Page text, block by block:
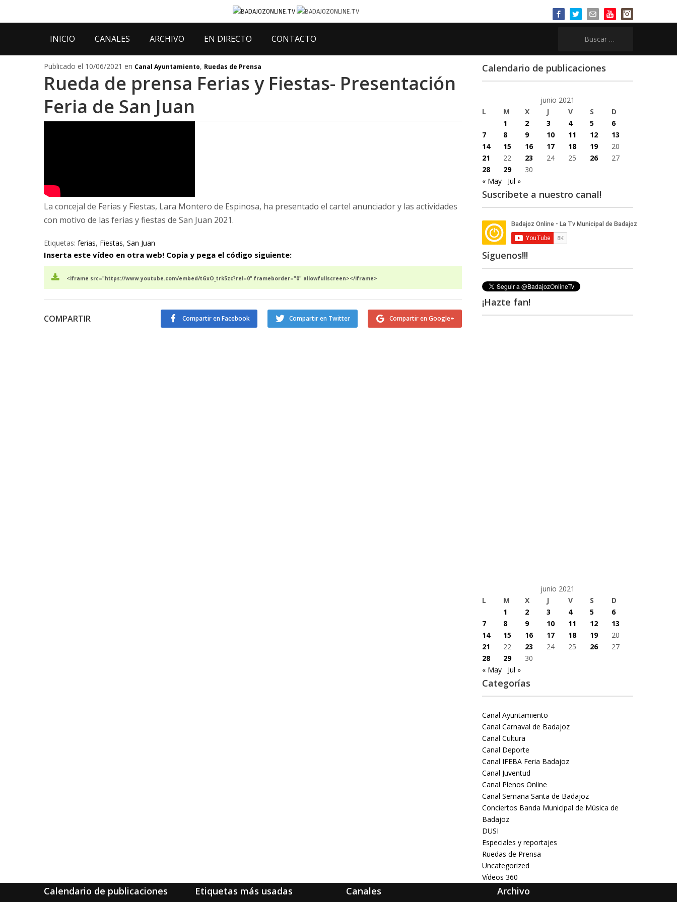
INICIO CANALES ARCHIVO EN DIRECTO CONTACTO
Publicado el 10/06/2021 en Canal Ayuntamiento, Ruedas de Prensa
Rueda de prensa Ferias y Fiestas- Presentación
Feria de San Juan
La concejal de Ferias y Fiestas, Lara Montero de Espinosa, ha presentado el cartel anunciador y las actividades
con motivo de las ferias y fiestas de San Juan 2021.
Etiquetas: ferias, Fiestas, San Juan
Inserta este vídeo en otra web! Copia y pega el código siguiente:
<iframe src="https://www.youtube.com/embed/tGxO_trk5zc?rel=0" frameborder="0" allowfullscreen></iframe>
COMPARTIR Compartir en Google+
Compartir en Twitter
Compartir en Facebook
Calendario de publicaciones
junio 2021
L
M X J V S
D
1
2 3 4 5
6
7
8 9 10 11 12
13
14
15 16 17 18 19
20
21
22 23 24 25 26
27
28
29
30
« May
Jul »
Suscríbete a nuestro canal!
Síguenos!!!
¡Hazte fan!
junio 2021
L
M X J V S
D
1
2 3 4 5
6
7
8 9 10 11 12
13
14
15 16 17 18 19
20
21
22 23 24 25 26
27
28
29
30
« May
Jul »
Categorías
Canal Ayuntamiento
Canal Carnaval de Badajoz
Canal Cultura
Canal Deporte
Canal IFEBA Feria Badajoz
Canal Juventud
Canal Plenos Online
Canal Semana Santa de Badajoz
Conciertos Banda Municipal de Música de
Badajoz
DUSI
Especiales y reportajes
Ruedas de Prensa
Uncategorized
Vídeos 360
Calendario de publicaciones Etiquetas más usadas Canales Archivo